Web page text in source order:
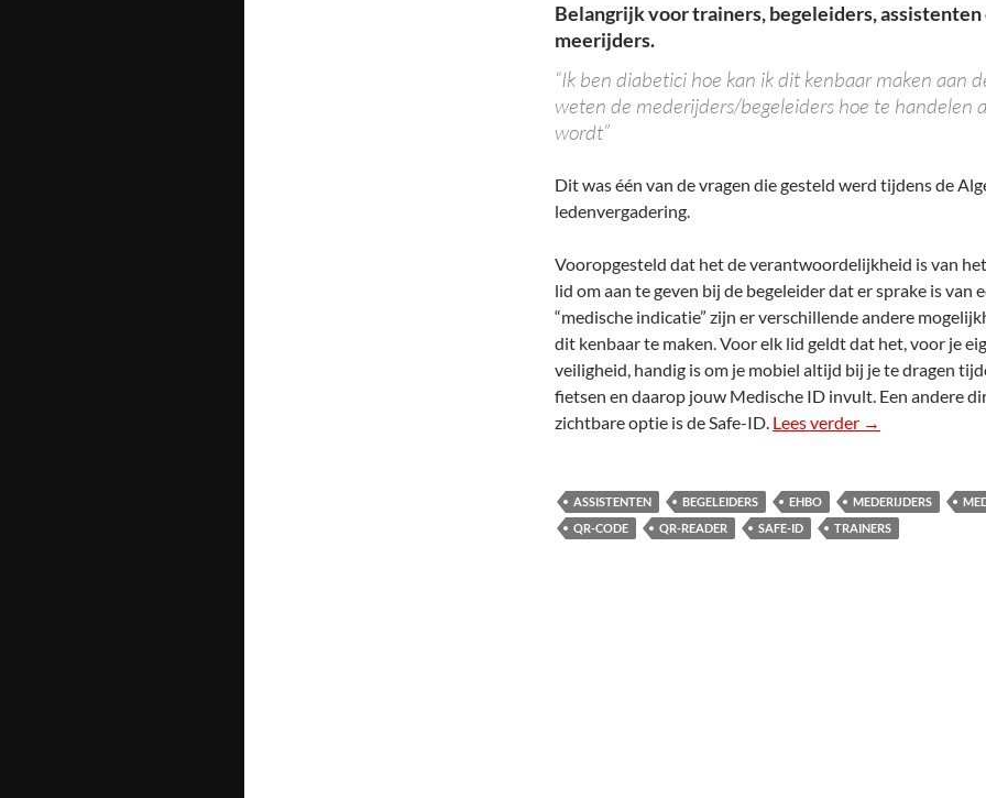
Belangrijk voor trainers, begeleiders, assistenten
meerijders.
“Ik ben diabetici hoe kan ik dit kenbaar maken aan
weten de mederijders/begeleiders hoe te handelen
wordt”
Dit was één van de vragen die gesteld werd tijdens de
ledenvergadering.
Vooropgesteld dat het de verantwoordelijkheid is van
lid om aan te geven bij de begeleider dat er sprake is van
“medische indicatie” zijn er verschillende andere
dit kenbaar te maken. Voor elk lid geldt dat het, voor je
veiligheid, handig is om je mobiel altijd bij je te dragen
fietsen en daarop jouw Medische ID invult. Een andere
zichtbare optie is de Safe-ID. Lees verder Hoe te
→
ASSISTENTEN BEGELEIDERS EHBO MEDERIJDERS
QR-CODE
QR-READER SAFE-ID TRAINERS